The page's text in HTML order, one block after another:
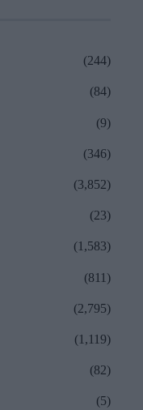
(244)
(84)
(9)
(346)
(3,852)
(23)
(1,583)
(811)
(2,795)
(1,119)
(82)
(5)